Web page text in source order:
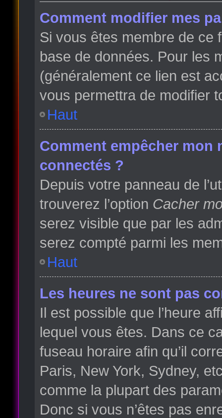
Comment modifier mes
Si vous êtes membre de ce
base de données. Pour les
(généralement ce lien est
vous permettra de modifier
Haut
Comment empêcher mon
connectés ?
Depuis votre panneau de
trouverez l’option Cacher
serez visible que par les
serez compté parmi les
Haut
Les heures ne sont pas
Il est possible que l’heure
lequel vous êtes. Dans ce
fuseau horaire afin qu’il
Paris, New York, Sydney,
comme la plupart des
Donc si vous n’êtes pas